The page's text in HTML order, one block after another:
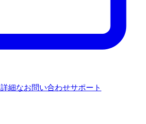
詳細なお問い合わせサポート